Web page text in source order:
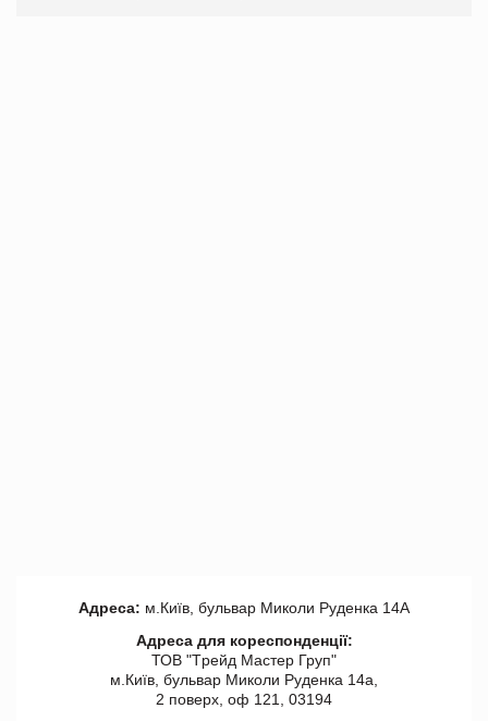
Адреса: м.Київ, бульвар Миколи Руденка 14А
Адреса для кореспонденції:
ТОВ "Tрейд Мастер Груп"
м.Київ, бульвар Миколи Руденка 14а,
2 поверх, оф 121, 03194